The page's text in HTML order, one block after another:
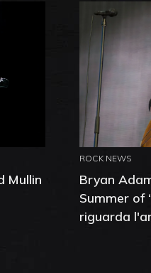
Mullin
ROCK NEWS
Bryan
Summer of
riguarda